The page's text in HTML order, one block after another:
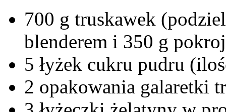
700 g truskawek
blenderem i 350 g
5 łyżek cukru pudru
2 opakowania galaretki